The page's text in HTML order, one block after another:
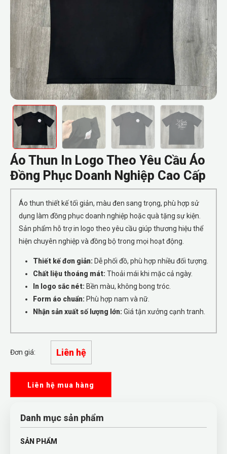
Áo Thun In Logo Theo Yêu Cầu Áo
Đồng Phục Doanh Nghiệp Cao Cấp
Áo thun thiết kế tối giản, màu đen sang trọng, phù hợp sử
dụng làm đồng phục doanh nghiệp hoặc quà tặng sự kiện.
Sản phẩm hỗ trợ in logo theo yêu cầu giúp thương hiệu thể
hiện chuyên nghiệp và đồng bộ trong mọi hoạt động.
Thiết kế đơn giản: Dễ phối đồ, phù hợp nhiều đối tượng.
Chất liệu thoáng mát: Thoải mái khi mặc cả ngày.
In logo sắc nét: Bền màu, không bong tróc.
Form áo chuẩn: Phù hợp nam và nữ.
Nhận sản xuất số lượng lớn: Giá tận xưởng cạnh tranh.
Đơn giá: Liên hệ
Liên hệ mua hàng
Danh mục sản phẩm
SẢN PHẨM